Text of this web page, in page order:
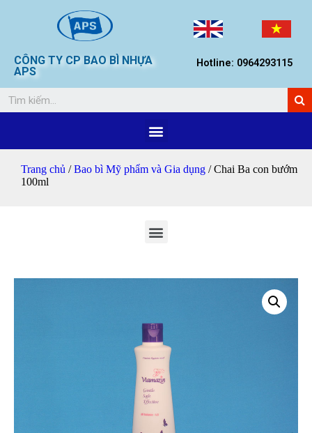
CÔNG TY CP BAO BÌ NHỰA
APS
Hotline: 0964293115
Trang chủ /Bao bì Mỹ phẩm và Gia dụng / Chai Ba con bướm
100ml